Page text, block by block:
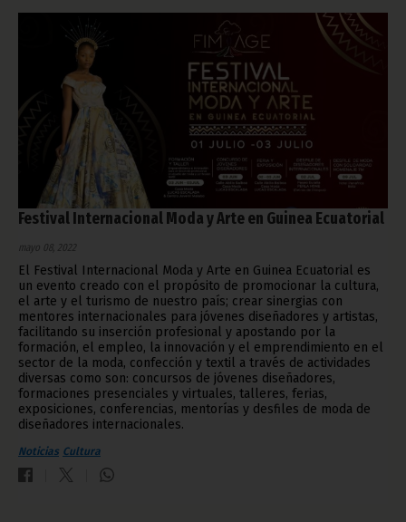
Festival Internacional Moda y Arte en Guinea Ecuatorial
mayo 08, 2022
El Festival Internacional Moda y Arte en Guinea Ecuatorial es
un evento creado con el propósito de promocionar la cultura,
el arte y el turismo de nuestro país; crear sinergias con
mentores internacionales para jóvenes diseñadores y artistas,
facilitando su inserción profesional y apostando por la
formación, el empleo, la innovación y el emprendimiento en el
sector de la moda, confección y textil a través de actividades
diversas como son: concursos de jóvenes diseñadores,
formaciones presenciales y virtuales, talleres, ferias,
exposiciones, conferencias, mentorías y desfiles de moda de
diseñadores internacionales.
Noticias Cultura